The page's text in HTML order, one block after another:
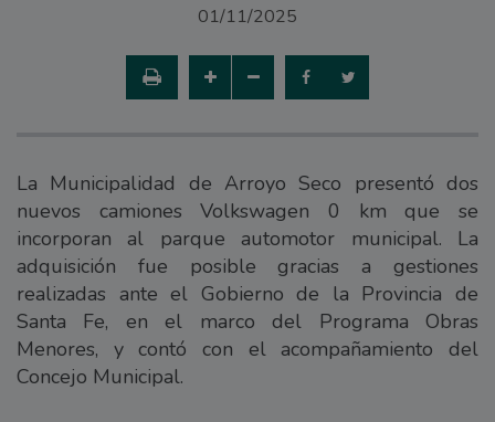
01/11/2025
La Municipalidad de Arroyo Seco presentó dos
nuevos camiones Volkswagen 0 km que se
incorporan al parque automotor municipal. La
adquisición fue posible gracias a gestiones
realizadas ante el Gobierno de la Provincia de
Santa Fe, en el marco del Programa Obras
Menores, y contó con el acompañamiento del
Concejo Municipal.